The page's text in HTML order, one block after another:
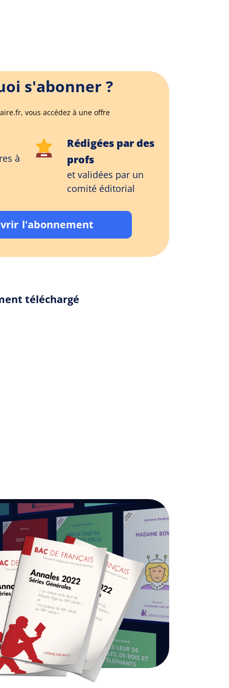
s'abonner ?
vous accédez à une offre
à
Rédigées par des
profs
et validées par un
comité éditorial
l'abonnement
téléchargé